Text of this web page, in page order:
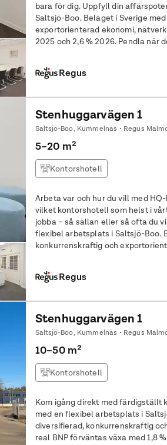
bara för dig. Uppfyll din affärspotential med en flexibel arbetsplats i
Saltsjö-Boo. Beläget i Sverige
exportorienterad ekonomi,
2025 och 2,6 % 2026. Pendla när
Regus
Stenhuggarvägen 1
Saltsjö-Boo, Kummelnäs • Regus
5–20 m²
Kontorshotell
Arbeta var och hur du vill med
vilket kontorshotell som helst i
jobba – så sällan eller så ofta du vill. Uppfyll din affärspotential
flexibel arbetsplats i Saltsjö-Boo.
konkurrenskraftig och
Regus
Stenhuggarvägen 1
Saltsjö-Boo, Kummelnäs • Regus
10–50 m²
Kontorshotell
Kom igång direkt med färdigställt kontor för två.
med en flexibel arbetsplats i
diversifierad, konkurrenskraftig
real BNP förväntas växa med 1,8